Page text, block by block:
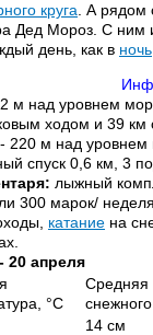
круга . А
Дед Мороз. С ним
день, как в ночь
м над уровнем
ходом и 39 км
220 м над уровнем
спуск 0,6 км, 3
лыжный
300 марок/
катание на
- 20 апреля
°С
Средняя
14 см